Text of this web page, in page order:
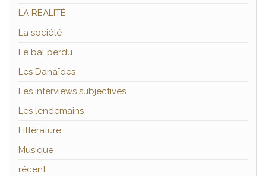
LA RÉALITÉ
La société
Le bal perdu
Les Danaïdes
Les interviews subjectives
Les lendemains
Littérature
Musique
récent